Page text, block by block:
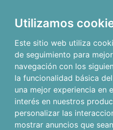
Utilizamos
Este sitio web utiliza
de seguimiento para
navegación con los
la funcionalidad básica
una mejor experiencia en
interés en nuestros
personalizar las
mostrar anuncios que